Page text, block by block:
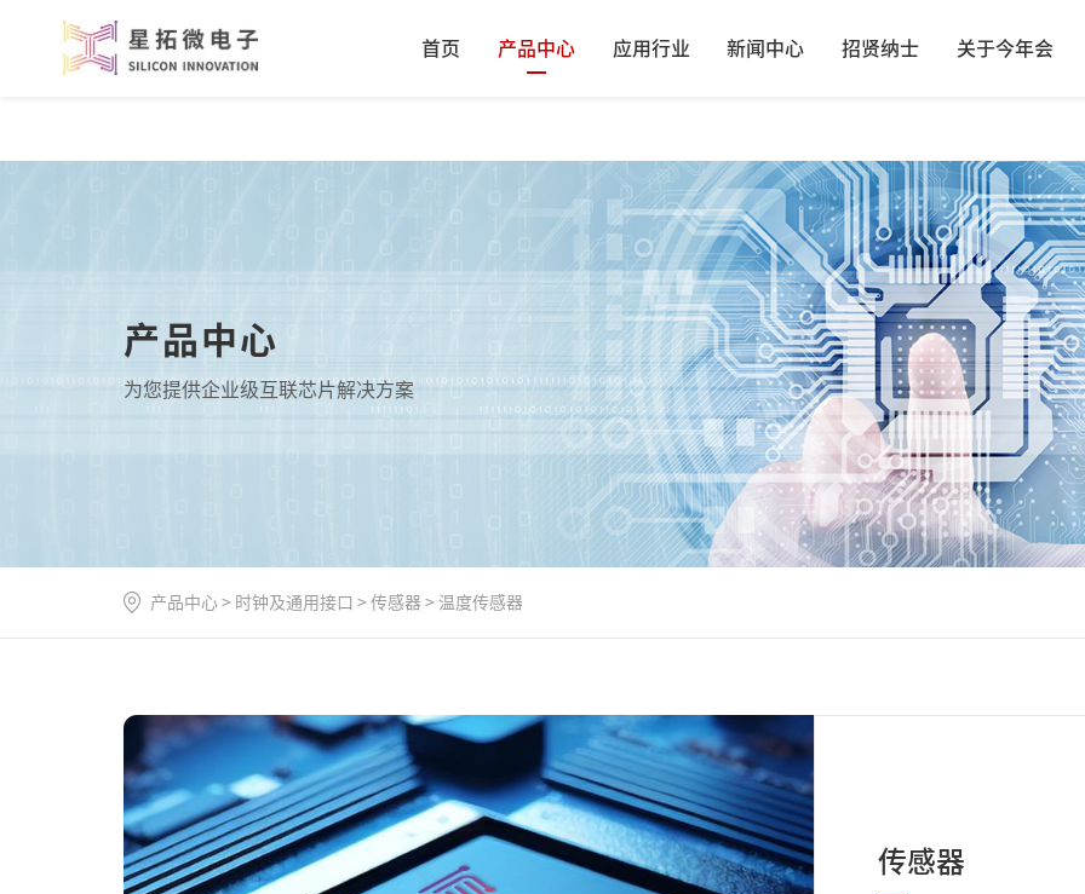
首页 产品中心 应用行业 新闻中心 招贤纳士 关于今年会
产品中心
为您提供企业级互联芯片解决方案
产品中心 > 时钟及通用接口 > 传感器 > 温度传感器
传感器